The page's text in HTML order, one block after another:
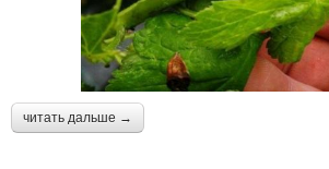
читать дальше →